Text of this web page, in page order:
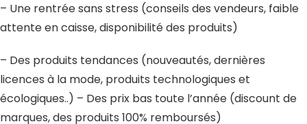
– Une rentrée sans stress (conseils des vendeurs, faible
attente en caisse, disponibilité des produits)
– Des produits tendances (nouveautés, dernières
licences à la mode, produits technologiques et
écologiques..) – Des prix bas toute l’année (discount de
marques, des produits 100% remboursés)